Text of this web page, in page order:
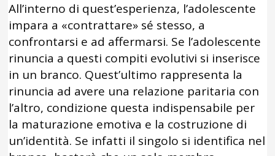
All’interno di quest’esperienza, l’adolescente
impara a «contrattare» sé stesso, a
confrontarsi e ad affermarsi. Se l’adolescente
rinuncia a questi compiti evolutivi si inserisce
in un branco. Quest’ultimo rappresenta la
rinuncia ad avere una relazione paritaria con
l’altro, condizione questa indispensabile per
la maturazione emotiva e la costruzione di
un’identità. Se infatti il singolo si identifica nel